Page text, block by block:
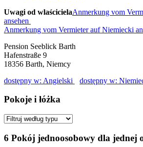
Uwagi od wlaścicielaAnmerkung vom
ansehen
Anmerkung vom Vermieter auf Niemiecki
Pension Seeblick Barth
Hafenstraße 9
18356 Barth, Niemcy
dostępny w: Angielski
dostępny w:
Pokoje i łóżka
6 Pokój jednoosobowy dla jednej